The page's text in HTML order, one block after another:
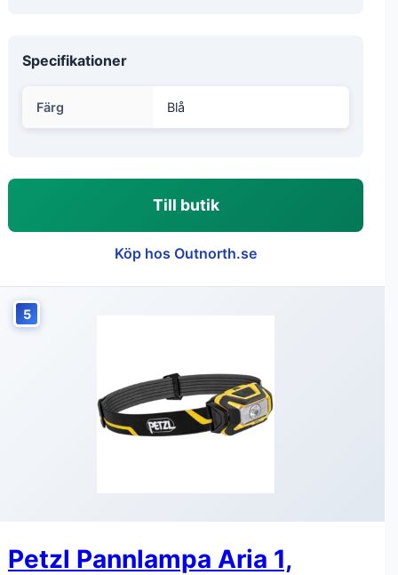
Specifikationer
Färg Blå
Till butik
Köp hos Outnorth.se
5
Petzl Pannlampa Aria 1,